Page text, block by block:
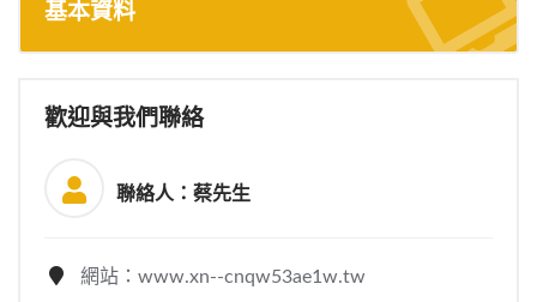
基本資料
歡迎與我們聯絡
聯絡人：蔡先生
網站：www.xn--cnqw53ae1w.tw